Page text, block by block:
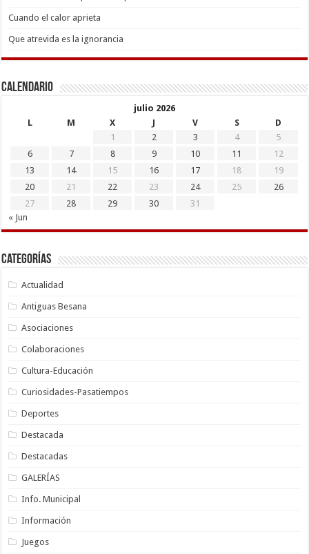
Cuando el calor aprieta
Que atrevida es la ignorancia
Calendario
julio 2026
L
M X J V S
D
1
2 3 4
5
6
7 8 9 10 11
12
13
14 15 16 17 18
19
20
21 22 23 24 25
26
27
28 29 30
31
« Jun
Categorías
Actualidad
Antiguas Besana
Asociaciones
Colaboraciones
Cultura-Educación
Curiosidades-Pasatiempos
Deportes
Destacada
Destacadas
GALERÍAS
Info. Municipal
Información
Juegos